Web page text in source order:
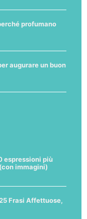
profumano
augurare un buon
espressioni più
immagini)
Frasi Affettuose,